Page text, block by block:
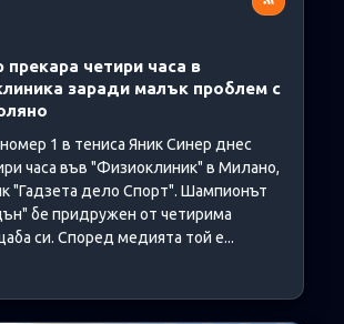
прекара четири часа в
заради малък проблем с
1 в тениса Яник Синер днес
часа във "Физиоклиник" в Милано,
"Гадзета дело Спорт". Шампионът
бе придружен от четирима
си. Според медията той е...